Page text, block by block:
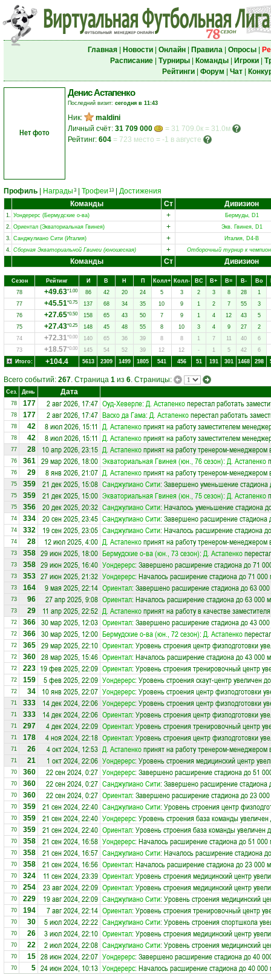
Главная| Новости| Онлайн| Правила| Опросы|
Расписание| Турниры| Команды| Игроки|
Рейтинги| Форум Чат|
Нет фото
Денис Астапенко
Последний визит: сегодня в 11:43
Ник:
maldini
Личный счёт: 31 709 000
= 31 709.0к = 31.0м
Рейтинг: 604 = 723 место = -1 в августе
Профиль Награды 3 Трофеи 13
Достижения
Команды
Ст Дивизион
1. Уондерерс (Бермудские о-ва) +
Бермуды, D1
2. Ориентал (Экваториальная Гвинея) +
Экв. Гвинея, D1
3. Санджулиано Сити (Италия) +
Италия, D4-B
4. Сборная Экваториальной Гвинеи (юношеская) + Отборочный турнир к
Команды Ст Дивизион
Сезон Рейтинг И В Н П Колл+ Колл- ВC В+ В= В- Вo
78
+49.63*1.00 86 42 20 24 5 3 2 3 8 28
1
77
+45.51*0.75 137 68 34 35 10 9 1 2 7 55
3
76
+27.65*0.50 158 65 43 50 7 9 1 4 12 43
5
75
+27.43*0.25 148 45 48 55 8 10 3 4 9 27
2
74
+72.31*0.00 140 65 36 39 8 8 1 7 11 40
6
73
+18.57*0.00 145 54 52 39 12 12 - 1 5 42
6
Итого:
+104.4 5613 2309 1499 1805 541 456 51 191 301 1468 298
Всего событий: 267. Страница 1 из 6. Страницы:
Сез. День Дата
78 177 2 авг 2026, 17:47 Оуд-Хеверле: Д. Астапенкоперестал работать
78 177 2 авг 2026, 17:47 Васко да Гама: Д. Астапенкоперестал работать
78 42 8 июл 2026, 15:11 Д. Астапенкопринят на работу заместителем
78 42 8 июл 2026, 15:11 Д. Астапенкопринят на работу заместителем
77 28 10 апр 2026, 23:15 Д. Астапенкопринят на работу тренером-
76 361 29 мар 2026, 18:00 Экваториальная Гвинея (юн., 76 сезон): Д. Астапенко
76 29 8 янв 2026, 21:07 Д. Астапенкопринят на работу тренером-
75 359 21 дек 2025, 15:08 Санджулиано Сити: Завершено уменьшение стадиона
75 359 21 дек 2025, 15:00 Экваториальная Гвинея (юн., 75 сезон): Д. Астапенко
75 356 20 дек 2025, 20:32 Санджулиано Сити: Началось уменьшение стадиона
74 334 20 сен 2025, 23:45 Санджулиано Сити: Завершено расширение стадиона
74 332 19 сен 2025, 23:05 Санджулиано Сити: Началось расширение стадиона
74 28 12 июл 2025, 4:00 Д. Астапенкопринят на работу тренером-
73 358 29 июн 2025, 18:00 Бермудские о-ва (юн., 73 сезон): Д. Астапенко
73 358 29 июн 2025, 16:40 Уондерерс: Завершено расширение стадиона до 71
73 353 27 июн 2025, 21:32 Уондерерс: Началось расширение стадиона до 71 000
73 164 9 мая 2025, 22:14 Ориентал: Завершено расширение стадиона до 63
73 96 27 апр 2025, 9:08 Ориентал: Началось расширение стадиона до 63 000
73 29 11 апр 2025, 22:52 Д. Астапенкопринят на работу в качестве
72 366 30 мар 2025, 12:03 Ориентал: Завершено расширение стадиона до 43
72 366 30 мар 2025, 12:00 Бермудские о-ва (юн., 72 сезон): Д. Астапенко
72 365 29 мар 2025, 22:10 Ориентал: Уровень строения центр физподготовки
72 360 28 мар 2025, 15:46 Ориентал: Началось расширение стадиона до 43 000
72 223 19 фев 2025, 22:09 Ориентал: Уровень строения тренировочный центр
72 159 5 фев 2025, 22:09 Уондерерс: Уровень строения скаут-центр увеличен
72 34 10 янв 2025, 22:07 Уондерерс: Уровень строения центр физподготовки
71 333 14 дек 2024, 22:06 Уондерерс: Уровень строения центр физподготовки
71 333 14 дек 2024, 22:06 Ориентал: Уровень строения центр физподготовки
71 297 4 дек 2024, 22:09 Ориентал: Уровень строения тренировочный центр
71 178 4 ноя 2024, 22:18 Ориентал: Уровень строения центр физподготовки
71 26 4 окт 2024, 12:53 Д. Астапенкопринят на работу тренером-
71 21 1 окт 2024, 22:06 Уондерерс: Уровень строения медицинский центр
70 360 22 сен 2024, 0:27 Уондерерс: Завершено расширение стадиона до 51
70 360 22 сен 2024, 0:27 Санджулиано Сити: Завершено расширение стадиона
70 360 22 сен 2024, 0:27 Ориентал: Завершено расширение стадиона до 23
70 359 21 сен 2024, 22:40 Санджулиано Сити: Уровень строения центр
70 359 21 сен 2024, 22:40 Уондерерс: Уровень строения база команды увеличен
70 359 21 сен 2024, 22:40 Ориентал: Уровень строения база команды увеличен
70 358 21 сен 2024, 16:58 Уондерерс: Началось расширение стадиона до 51 000
70 358 21 сен 2024, 16:57 Санджулиано Сити: Началось расширение стадиона
70 358 21 сен 2024, 16:56 Ориентал: Началось расширение стадиона до 23 000
70 324 11 сен 2024, 23:39 Ориентал: Уровень строения медицинский центр
70 254 23 авг 2024, 22:09 Ориентал: Уровень строения медицинский центр
70 229 19 авг 2024, 22:09 Санджулиано Сити: Уровень строения медицинский
70 194 7 авг 2024, 22:14 Ориентал: Уровень строения тренировочный центр
70 30 5 июл 2024, 22:22 Санджулиано Сити: Уровень строения спортшкола
70 26 3 июл 2024, 22:10 Ориентал: Уровень строения медицинский центр
70 22 2 июл 2024, 22:08 Санджулиано Сити: Уровень строения медицинский
70 15 28 июн 2024, 22:07 Уондерерс: Завершено расширение стадиона до 40
70 5 24 июн 2024, 10:13 Уондерерс: Началось расширение стадиона до 40 000